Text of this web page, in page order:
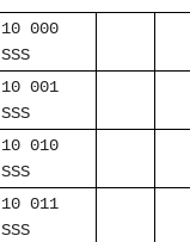
10 000
SSS
10 001
SSS
10 010
SSS
10 011
SSS